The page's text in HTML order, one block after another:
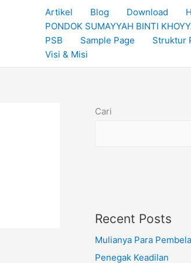
Artikel Blog Download
PONDOK SUMAYYAH BINTI
PSB
Sample Page
Struktur
Visi & Misi
Cari
Recent Posts
Mulianya Para
Penegak Keadilan